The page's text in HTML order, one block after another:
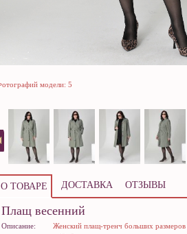
модели: 5
О ТОВАРЕ ДОСТАВКА ОТЗЫВЫ
Плащ весенний
Описание:
Женский плащ-тренч больших